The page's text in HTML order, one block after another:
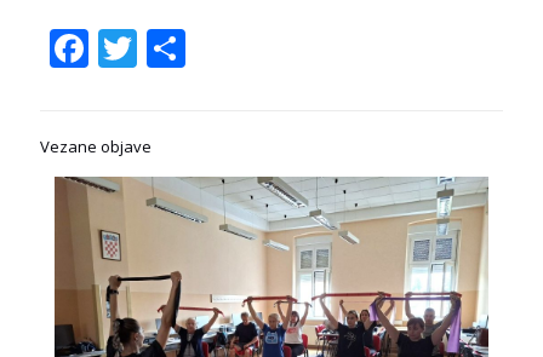
Facebook
Twitter
Share
Vezane objave